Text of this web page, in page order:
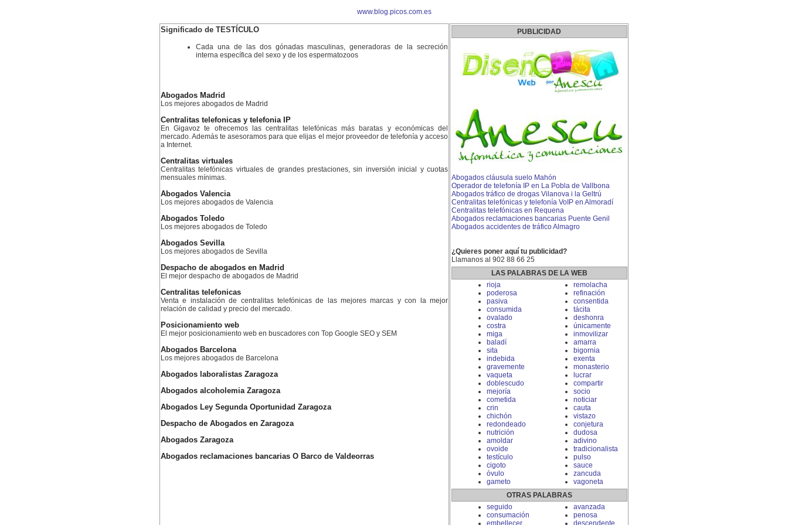
www.blog.picos.com.es
Significado de TESTÍCULO
Cada una de las dos gónadas masculinas, generadoras de la secreción
interna específica del sexo y de los espermatozoos
Abogados Madrid
Los mejores abogados de Madrid
Centralitas telefonicas y telefonia IP
En Gigavoz te ofrecemos las centralitas telefónicas más baratas y económicas del
mercado. Además te asesoramos para que elijas el mejor proveedor de telefonía y acceso
a Internet.
Centralitas virtuales
Centralitas telefónicas virtuales de grandes prestaciones, sin inversión inicial y cuotas
mensuales mínimas.
Abogados Valencia
Los mejores abogados de Valencia
Abogados Toledo
Los mejores abogados de Toledo
Abogados Sevilla
Los mejores abogados de Sevilla
Despacho de abogados en Madrid
El mejor despacho de abogados de Madrid
Centralitas telefonicas
Venta e instalación de centralitas telefónicas de las mejores marcas y con la mejor
relación de calidad y precio del mercado.
Posicionamiento web
El mejor posicionamiento web en buscadores con Top Google SEO y SEM
Abogados Barcelona
Los mejores abogados de Barcelona
Abogados laboralistas Zaragoza
Abogados alcoholemia Zaragoza
Abogados Ley Segunda Oportunidad Zaragoza
Despacho de Abogados en Zaragoza
Abogados Zaragoza
Abogados reclamaciones bancarias O Barco de Valdeorras
PUBLICIDAD
Abogados cláusula suelo Mahón
Operador de telefonía IP en La Pobla de Vallbona
Abogados tráfico de drogas Vilanova i la Geltrú
Centralitas telefónicas y telefonía VoIP en Almoradí
Centralitas telefónicas en Requena
Abogados reclamaciones bancarias Puente Genil
Abogados accidentes de tráfico Almagro
¿Quieres poner aquí tu publicidad?
Llamanos al 902 88 66 25
LAS PALABRAS DE LA WEB
rioja
poderosa
pasiva
consumida
ovalado
costra
miga
baladí
sita
indebida
gravemente
vaqueta
doblescudo
mejoría
cometida
crin
chichón
redondeado
nutrición
amoldar
ovoide
testículo
cigoto
óvulo
gameto
remolacha
refinación
consentida
tácita
deshonra
únicamente
inmovilizar
amarra
bigornia
exenta
monasterio
lucrar
compartir
socio
noticiar
cauta
vistazo
conjetura
dudosa
adivino
tradicionalista
pulso
sauce
zancuda
vagoneta
OTRAS PALABRAS
seguido
consumación
embellecer
avanzada
penosa
descendente